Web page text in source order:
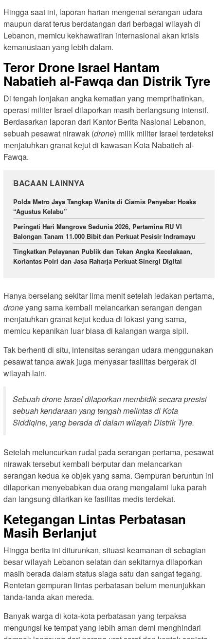
Hingga saat ini, laporan harian mengenai serangan udara
maupun darat terus berdatangan dari berbagai wilayah di
Lebanon, memicu kekhawatiran internasional akan krisis
kemanusiaan yang lebih dalam.
Teror Drone Israel Hantam
Nabatieh al-Fawqa dan Distrik Tyre
Di tengah lonjakan angka kematian yang memprihatinkan,
operasi militer Israel dilaporkan masih berlangsung intensif.
Berdasarkan laporan dari Kantor Berita Nasional Lebanon,
sebuah pesawat nirawak (drone) milik militer Israel terdeteksi
menjatuhkan granat kejut di kawasan Kota Nabatieh al-
Fawqa.
BACAAN LAINNYA
Polda Metro Jaya Tangkap Wanita di Ciamis Penyebar Hoaks
“Agustus Kelabu”
Peringati Hari Mangrove Sedunia 2026, Pertamina RU VI
Balongan Tanam 11.000 Bibit dan Perkuat Pesisir Indramayu
Tingkatkan Pelayanan Publik dan Tekan Angka Kecelakaan,
Korlantas Polri dan Jasa Raharja Perkuat Sinergi Digital
Hanya berselang sekitar lima menit setelah ledakan pertama,
droneyang sama kembali melancarkan serangan dengan
menjatuhkan granat kejut kedua di lokasi yang sama,
memicu kepanikan luar biasa di kalangan warga sipil.
Tak berhenti di situ, intensitas serangan udara menggunakan
pesawat tanpa awak juga menyasar fasilitas bergerak di
wilayah lain.
Sebuahdrone Israel dilaporkan membidik secara presisi
sebuah kendaraan yang tengah melintas di Kota
Siddiqine, yang berada di dalam wilayah Distrik Tyre.
Setelah meluncurkan rudal pada serangan pertama, pesawat
nirawak tersebut kembali berputar dan melancarkan
serangan kedua ke objek yang sama. Gempuran beruntun ini
dilaporkan menyebabkan dua orang mengalami luka parah
dan langsung dilarikan ke fasilitas medis terdekat.
Ketegangan Lintas Perbatasan
Masih Berlanjut
Hingga berita ini diturunkan, situasi keamanan di sebagian
besar wilayah Lebanon selatan dan sekitarnya dilaporkan
masih berada dalam status siaga satu dan sangat tegang.
Rentetan gempuran lintas perbatasan belum menunjukkan
tanda-tanda akan mereda.
Banyak warga di kota-kota perbatasan yang terpaksa
mengungsi ke tempat yang lebih aman demi menghindari